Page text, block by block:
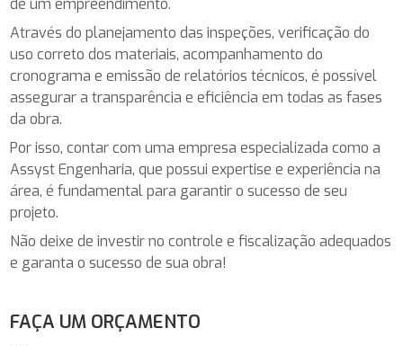
de um empreendimento.
Através do planejamento das inspeções, verificação do
uso correto dos materiais, acompanhamento do
cronograma e emissão de relatórios técnicos, é possível
assegurar a transparência e eficiência em todas as fases
da obra.
Por isso, contar com uma empresa especializada como a
Assyst Engenharia, que possui expertise e experiência na
área, é fundamental para garantir o sucesso de seu
projeto.
Não deixe de investir no controle e fiscalização adequados
e garanta o sucesso de sua obra!
FAÇA UM ORÇAMENTO